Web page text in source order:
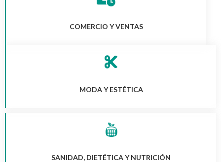
COMERCIO Y VENTAS
MODA Y ESTÉTICA
SANIDAD, DIETÉTICA Y NUTRICIÓN